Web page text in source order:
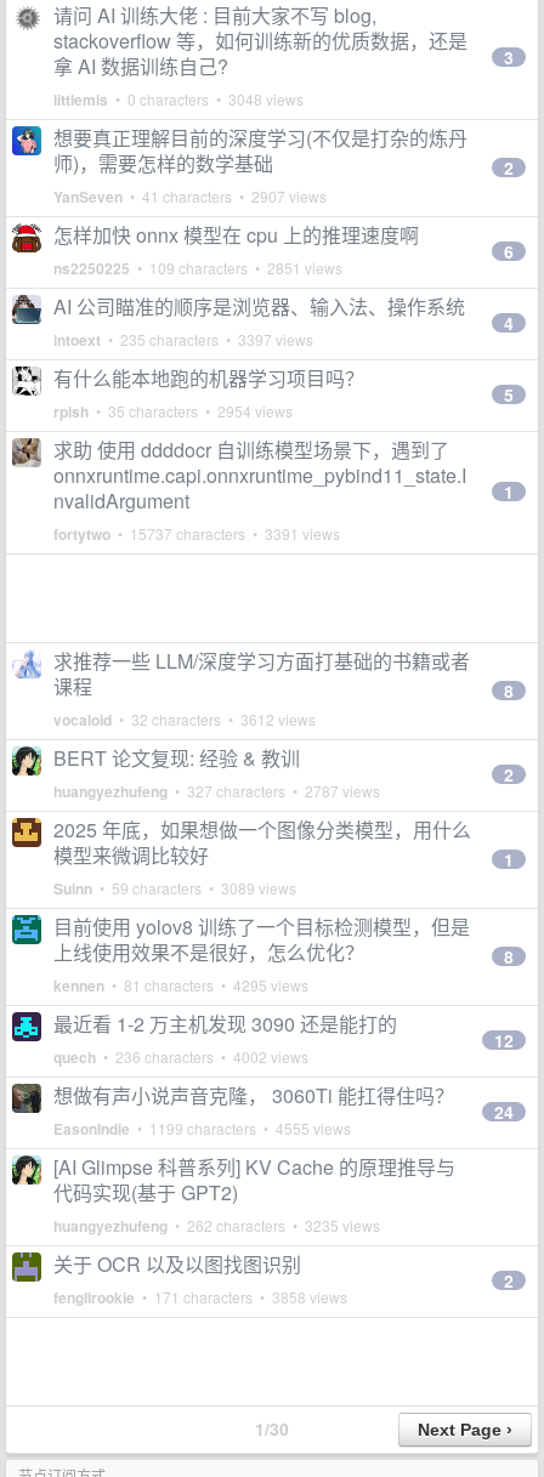
请问 AI 训练大佬 : 目前大家不写 blog,
stackoverflow 等，如何训练新的优质数据，还是
拿 AI 数据训练自己?
littlemis • 0 characters • 3048 views
3
想要真正理解目前的深度学习(不仅是打杂的炼丹
师)，需要怎样的数学基础
YanSeven • 41 characters • 2907 views
2
怎样加快 onnx 模型在 cpu 上的推理速度啊
ns2250225 • 109 characters • 2851 views
6
AI 公司瞄准的顺序是浏览器、输入法、操作系统
intoext • 235 characters • 3397 views
4
有什么能本地跑的机器学习项目吗？
rpish • 35 characters • 2954 views
5
求助 使用 ddddocr 自训练模型场景下，遇到了
onnxruntime.capi.onnxruntime_pybind11_state.I
nvalidArgument
fortytwo • 15737 characters • 3391 views
1
求推荐一些 LLM/深度学习方面打基础的书籍或者
课程
vocaloid • 32 characters • 3612 views
8
BERT 论文复现: 经验 & 教训
huangyezhufeng • 327 characters • 2787 views
2
2025 年底，如果想做一个图像分类模型，用什么
模型来微调比较好
Suinn • 59 characters • 3089 views
1
目前使用 yolov8 训练了一个目标检测模型，但是
上线使用效果不是很好，怎么优化？
kennen • 81 characters • 4295 views
8
最近看 1-2 万主机发现 3090 还是能打的
quech • 236 characters • 4002 views
12
想做有声小说声音克隆， 3060Ti 能扛得住吗？
EasonIndie • 1199 characters • 4555 views
24
[AI Glimpse 科普系列] KV Cache 的原理推导与
代码实现(基于 GPT2)
huangyezhufeng • 262 characters • 3235 views
关于 OCR 以及以图找图识别
fenglirookie • 171 characters • 3858 views
2
1/30